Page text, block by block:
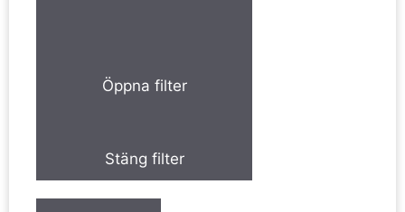
Öppna filter
Stäng filter